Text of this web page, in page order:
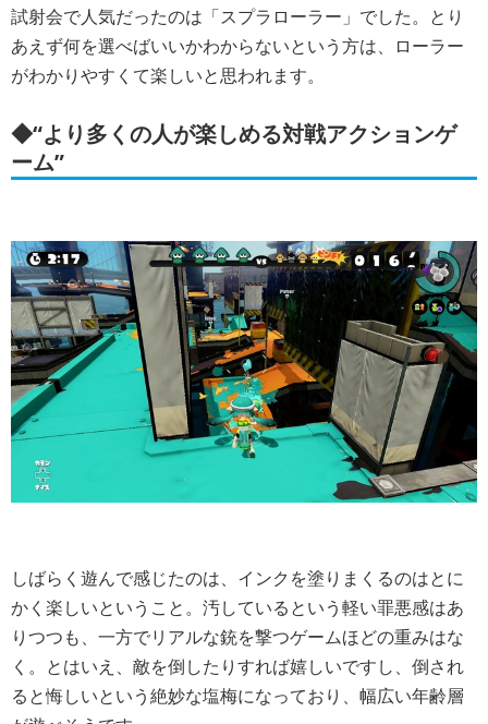
試射会で人気だったのは「スプラローラー」でした。とり
あえず何を選べばいいかわからないという方は、ローラー
がわかりやすくて楽しいと思われます。
◆“より多くの人が楽しめる対戦アクションゲ
ーム”
しばらく遊んで感じたのは、インクを塗りまくるのはとに
かく楽しいということ。汚しているという軽い罪悪感はあ
りつつも、一方でリアルな銃を撃つゲームほどの重みはな
く。とはいえ、敵を倒したりすれば嬉しいですし、倒され
ると悔しいという絶妙な塩梅になっており、幅広い年齢層